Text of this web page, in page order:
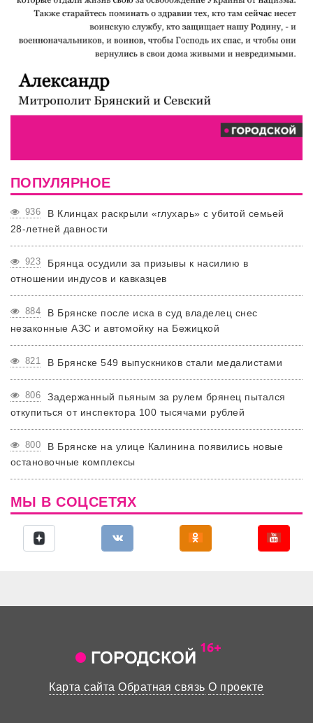
ПОПУЛЯРНОЕ
936
В Клинцах раскрыли «глухарь» с убитой семьей
28-летней давности
923
Брянца осудили за призывы к насилию в
отношении индусов и кавказцев
884
В Брянске после иска в суд владелец снес
незаконные АЗС и автомойку на Бежицкой
821 В Брянске 549 выпускников стали медалистами
806
Задержанный пьяным за рулем брянец пытался
откупиться от инспектора 100 тысячами рублей
800
В Брянске на улице Калинина появились новые
остановочные комплексы
МЫ В СОЦСЕТЯХ
Карта сайта Обратная связь О проекте